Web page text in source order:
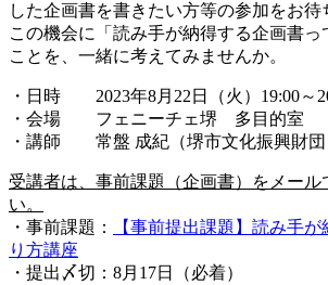
した企画書を書きたい方等の参加をお待
この機会に「読み手が納得する企画書っ
ことを、一緒に考えてみませんか。
・日時 2023年8月22日（火）19:00～
・会場 フェニーチェ堺 多目的室
・講師 常盤 成紀（堺市文化振興財団
受講者は、事前課題（企画書）をメール
い。
・事前課題：
【事前提出課題】読み手
り方講座
・提出〆切：8月17日（必着）